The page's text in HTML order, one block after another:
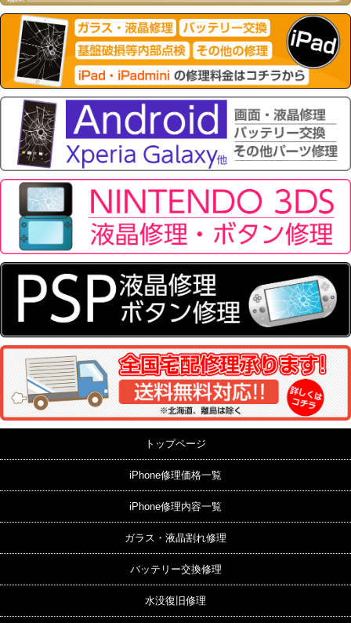
トップページ
iPhone修理価格一覧
iPhone修理内容一覧
ガラス・液晶割れ修理
バッテリー交換修理
水没復旧修理